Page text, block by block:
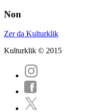
Non
Zer da Kulturklik
Kulturklik © 2015